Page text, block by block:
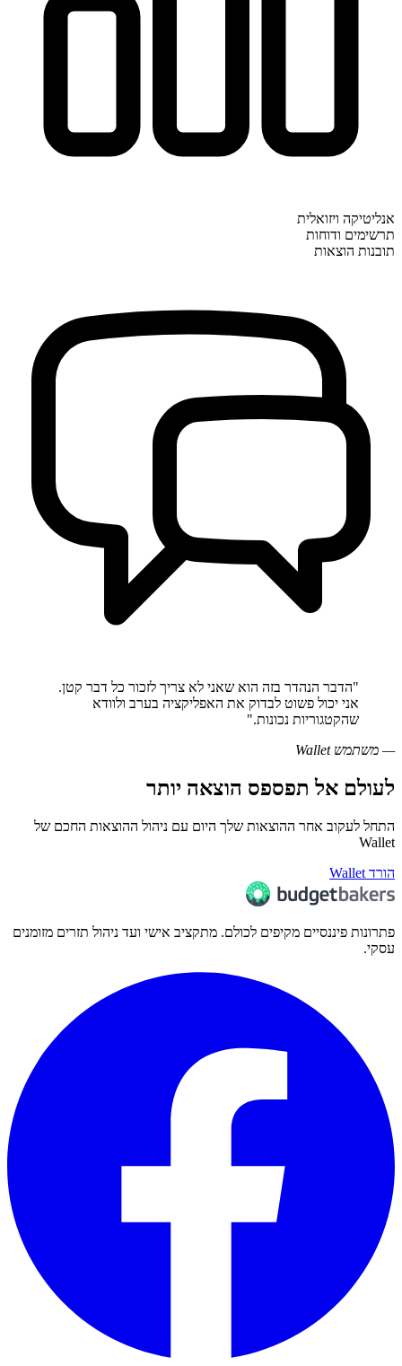
אנליטיקה ויזואלית
תרשימים ודוחות
תובנות הוצאות
"הדבר הנהדר בזה הוא שאני לא צריך לזכור כל דבר קטן.
אני יכול פשוט לבדוק את האפליקציה בערב ולוודא
שהקטגוריות נכונות."
— משתמש Wallet
לעולם אל תפספס הוצאה יותר
התחל לעקוב אחר ההוצאות שלך היום עם ניהול ההוצאות החכם של
Wallet
הורד Wallet
פתרונות פיננסיים מקיפים לכולם. מתקציב אישי ועד ניהול תזרים מזומנים
עסקי.